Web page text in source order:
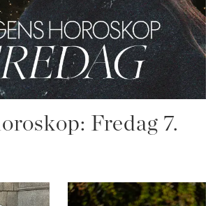
Fredag 7.